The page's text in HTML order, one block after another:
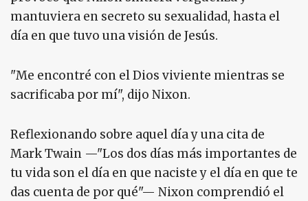
mantuviera en secreto su sexualidad, hasta el
día en que tuvo una visión de Jesús.
"Me encontré con el Dios viviente mientras se
sacrificaba por mí", dijo Nixon.
Reflexionando sobre aquel día y una cita de
Mark Twain —"Los dos días más importantes de
tu vida son el día en que naciste y el día en que te
das cuenta de por qué"— Nixon comprendió el